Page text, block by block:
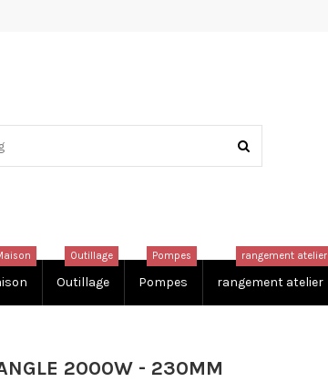
Outillage
Outillage
Pompes
Pompes
rangement atelier
rangement atelier
2000W - 230MM